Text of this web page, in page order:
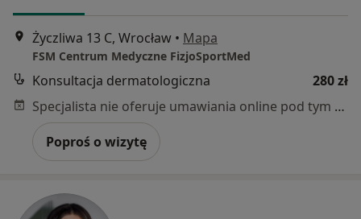
Życzliwa 13 C, Wrocław • Mapa
FSM Centrum Medyczne FizjoSportMed
Konsultacja dermatologiczna
280 zł
Specjalista nie oferuje umawiania online pod tym adresem.
Poproś o wizytę